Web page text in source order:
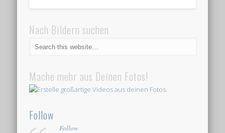
Nach Bildern suchen
Mache mehr aus Deinen Fotos!
Follow
Follow